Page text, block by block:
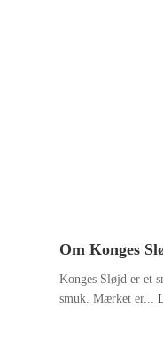
Om Konges
Konges Sløjd er et
smuk. Mærket er...